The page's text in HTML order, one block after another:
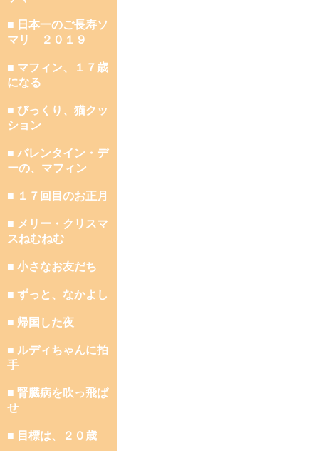
■ 日本一のご長寿ソ
マリ ２０１９
■ マフィン、１７歳
になる
■ びっくり、猫クッ
ション
■ バレンタイン・デ
ーの、マフィン
■ １７回目のお正月
■ メリー・クリスマ
スねむねむ
■ 小さなお友だち
■ ずっと、なかよし
■ 帰国した夜
■ ルディちゃんに拍
手
■ 腎臓病を吹っ飛ば
せ
■ 目標は、２０歳